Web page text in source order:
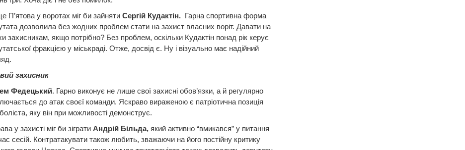
П’ятова у воротах міг би зайняти Сергій Кудактін. Гарна спортивна форма
дозволила без жодних проблем стати на захист власних воріт. Давати на
захисникам, якщо потрібно? Без проблем, оскільки Кудактін понад рік керує
фракцією у міськраді. Отже, досвід є. Ну і візуально має надійний
захисник
Федецький. Гарно виконує не лише свої захисні обов’язки, а й регулярно
до атак своєї команди. Яскраво вираженою є патріотична позиція
яку він при можливості демонструє.
у захисті міг би зіграти Андрій Більда,який активно “вмикався” у питання
сесій. Контратакувати також любить, зважаючи на його постійну критику